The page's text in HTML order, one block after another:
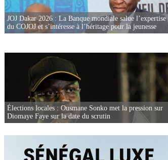
JOJ Dakar 2026 : La Banque mondiale salue l’expertise
du COJOJ et s’intéresse à l’héritage pour la jeunesse
Élections locales : Ousmane Sonko met la pression sur
Diomaye Faye sur la date du scrutin